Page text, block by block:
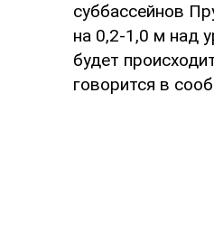
суббассейнов
на 0,2-1,0 м над
будет
говорится в